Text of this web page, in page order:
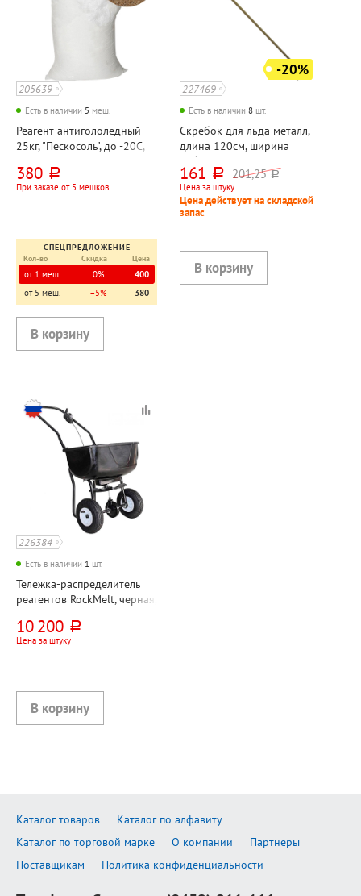
205639
Есть в наличии 5 меш.
Реагент антигололедный
25кг, "Пескосоль", до -20C,
мешок
380 руб.
При заказе от 5 мешков
СПЕЦПРЕДЛОЖЕНИЕ
Кол-во
Скидка Цена
от 1 меш. 0%
400
от 5 меш.
−5% 380
-20%
227469
Есть в наличии 8 шт.
Скребок для льда металл,
длина 120см, ширина
рабочей поверхн.15см
161 руб. 201,25 руб.
Цена за штуку
Цена действует на складской
запас
226384
Есть в наличии 1 шт.
Тележка-распределитель
реагентов RockMelt, черная,
колеса
10 200 руб.
Цена за штуку
Каталог товаров
Каталог по алфавиту
Каталог по торговой марке
О компании
Партнеры
Поставщикам
Политика конфиденциальности